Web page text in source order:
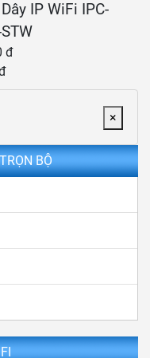
IP WiFi IPC-
đ
×
BỘ